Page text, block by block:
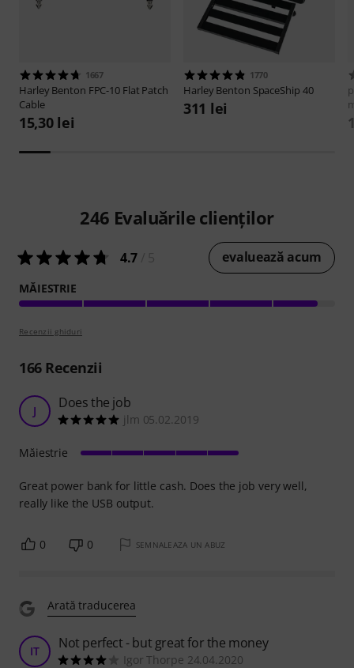
1667
Harley Benton FPC-10 Flat Patch
Cable
15,30 lei
1770
Harley Benton SpaceShip 40
311 lei
246 Evaluările clienților
4.7 evaluează acum
MĂIESTRIE
Recenzii ghiduri
166Recenzii
J Does the job
jlm 05.02.2019
Great power bank for little cash. Does the job very well,
really like the USB output.
Măiestrie
0 0 SEMNALEAZA UN ABUZ
Arată traducerea
IT Not perfect - but great for the money
Igor Thorpe 24.04.2020